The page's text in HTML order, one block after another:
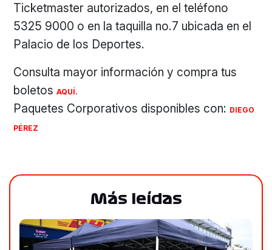
Ticketmaster autorizados, en el teléfono
5325 9000 o en la taquilla no.7 ubicada en el
Palacio de los Deportes.
Consulta mayor información y compra tus
boletosAQUÍ.
Paquetes Corporativos disponibles con: DIEGO
PÉREZ
Más leídas